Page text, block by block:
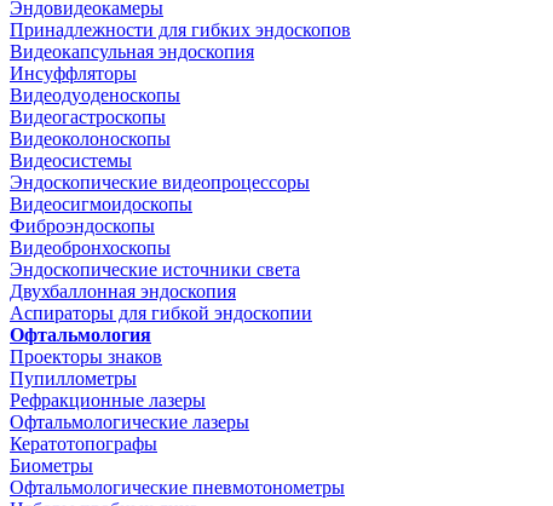
Эндовидеокамеры
Принадлежности для гибких эндоскопов
Видеокапсульная эндоскопия
Инсуффляторы
Видеодуоденоскопы
Видеогастроскопы
Видеоколоноскопы
Видеосистемы
Эндоскопические видеопроцессоры
Видеосигмоидоскопы
Фиброэндоскопы
Видеобронхоскопы
Эндоскопические источники света
Двухбаллонная эндоскопия
Аспираторы для гибкой эндоскопии
Офтальмология
Проекторы знаков
Пупиллометры
Рефракционные лазеры
Офтальмологические лазеры
Кератотопографы
Биометры
Офтальмологические пневмотонометры